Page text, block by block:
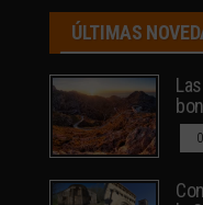
ÚLTIMAS